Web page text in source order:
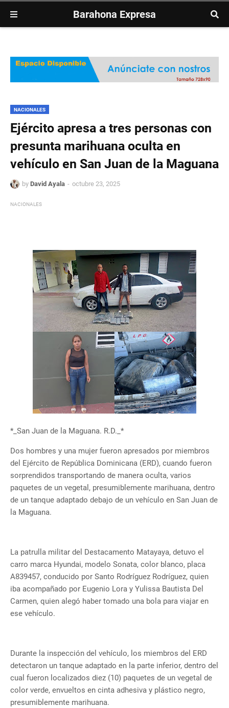
Barahona Expresa
NACIONALES
Ejército apresa a tres personas con
presunta marihuana oculta en
vehículo en San Juan de la Maguana
by David Ayala octubre 23, 2025
NACIONALES
*_San Juan de la Maguana. R.D._*
Dos hombres y una mujer fueron apresados por miembros
del Ejército de República Dominicana (ERD), cuando fueron
sorprendidos transportando de manera oculta, varios
paquetes de un vegetal, presumiblemente marihuana, dentro
de un tanque adaptado debajo de un vehículo en San Juan de
la Maguana.
La patrulla militar del Destacamento Matayaya, detuvo el
carro marca Hyundai, modelo Sonata, color blanco, placa
A839457, conducido por Santo Rodríguez Rodríguez, quien
iba acompañado por Eugenio Lora y Yulissa Bautista Del
Carmen, quien alegó haber tomado una bola para viajar en
ese vehículo.
Durante la inspección del vehículo, los miembros del ERD
detectaron un tanque adaptado en la parte inferior, dentro del
cual fueron localizados diez (10) paquetes de un vegetal de
color verde, envueltos en cinta adhesiva y plástico negro,
presumiblemente marihuana.